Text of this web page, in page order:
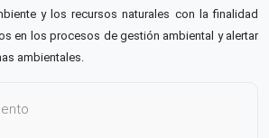
y los recursos naturales con la finalidad
en los procesos de gestión ambiental y alertar
ambientales.